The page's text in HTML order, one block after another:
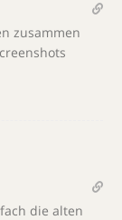
zusammen
die alten